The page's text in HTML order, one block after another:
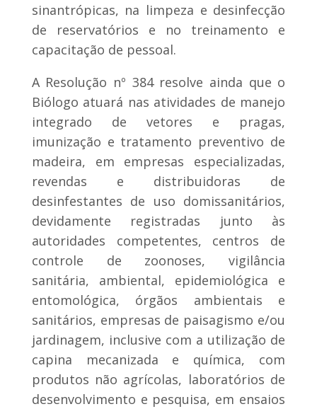
sinantrópicas, na limpeza e desinfecção
de reservatórios e no treinamento e
capacitação de pessoal.
A Resolução nº 384 resolve ainda que o
Biólogo atuará nas atividades de manejo
integrado de vetores e pragas,
imunização e tratamento preventivo de
madeira, em empresas especializadas,
revendas e distribuidoras de
desinfestantes de uso domissanitários,
devidamente registradas junto às
autoridades competentes, centros de
controle de zoonoses, vigilância
sanitária, ambiental, epidemiológica e
entomológica, órgãos ambientais e
sanitários, empresas de paisagismo e/ou
jardinagem, inclusive com a utilização de
capina mecanizada e química, com
produtos não agrícolas, laboratórios de
desenvolvimento e pesquisa, em ensaios